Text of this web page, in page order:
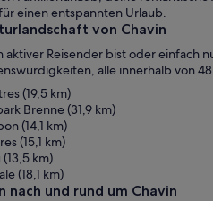
einen entspannten Urlaub.
von Chavin
aktiver Reisender bist oder einfach
alle innerhalb von
(19,5 km)
Brenne (31,9 km)
(14,1 km)
(15,1 km)
km)
(18,1 km)
und rund um Chavin